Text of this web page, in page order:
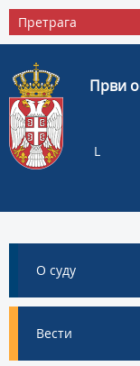
Први
L
О суду
Вести